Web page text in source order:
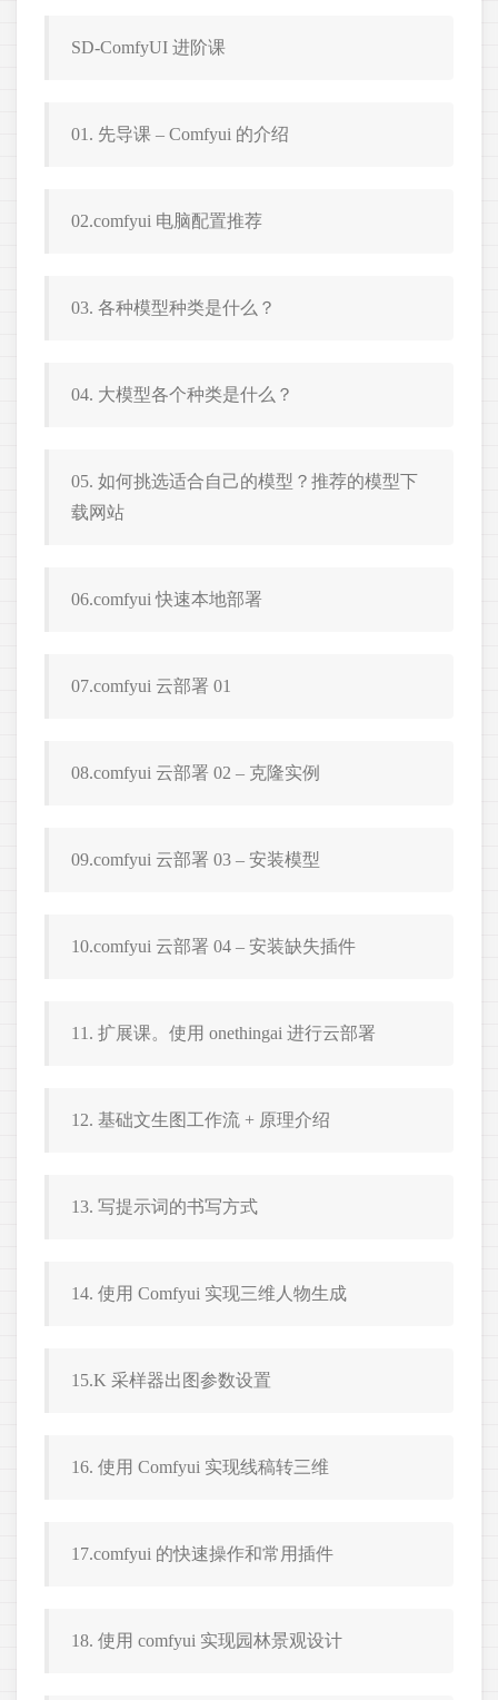
SD-ComfyUI 进阶课
01. 先导课 – Comfyui 的介绍
02.comfyui 电脑配置推荐
03. 各种模型种类是什么？
04. 大模型各个种类是什么？
05. 如何挑选适合自己的模型？推荐的模型下
载网站
06.comfyui 快速本地部署
07.comfyui 云部署 01
08.comfyui 云部署 02 – 克隆实例
09.comfyui 云部署 03 – 安装模型
10.comfyui 云部署 04 – 安装缺失插件
11. 扩展课。使用 onethingai 进行云部署
12. 基础文生图工作流 + 原理介绍
13. 写提示词的书写方式
14. 使用 Comfyui 实现三维人物生成
15.K 采样器出图参数设置
16. 使用 Comfyui 实现线稿转三维
17.comfyui 的快速操作和常用插件
18. 使用 comfyui 实现园林景观设计